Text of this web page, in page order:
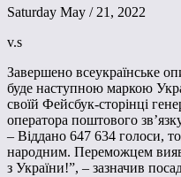
Saturday May / 21, 2022
v.s
Завершено всеукраїнське
буде наступною маркою
своїй Фейсбук-сторінці
оператора поштового
– Віддано 647 634 голоси,
народним. Переможцем
з України!”, – зазначив